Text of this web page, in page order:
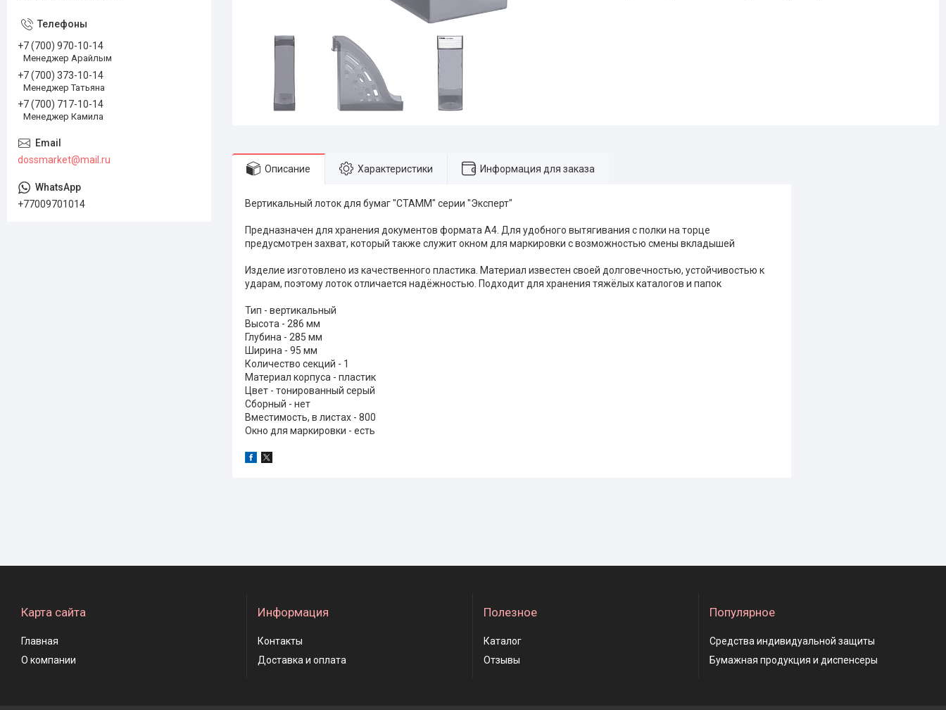
Описание Характеристики Информация для заказа
Вертикальный лоток для бумаг "СТАММ" серии "Эксперт"
Предназначен для хранения документов формата А4. Для удобного вытягивания с полки на торце
предусмотрен захват, который также служит окном для маркировки с возможностью смены вкладышей
Изделие изготовлено из качественного пластика. Материал известен своей долговечностью, устойчивостью к
ударам, поэтому лоток отличается надёжностью. Подходит для хранения тяжёлых каталогов и папок
Тип - вертикальный
Высота - 286 мм
Глубина - 285 мм
Ширина - 95 мм
Количество секций - 1
Материал корпуса - пластик
Цвет - тонированный серый
Сборный - нет
Вместимость, в листах - 800
Окно для маркировки - есть
+7 (700) 970-10-14
Менеджер Арайлым
+7 (700) 373-10-14
Менеджер Татьяна
+7 (700) 717-10-14
Менеджер Камила
dossmarket@mail.ru
+77009701014
Карта сайта
Главная
О компании
Информация
Контакты
Доставка и оплата
Полезное
Каталог
Отзывы
Популярное
Средства индивидуальной защиты
Бумажная продукция и диспенсеры